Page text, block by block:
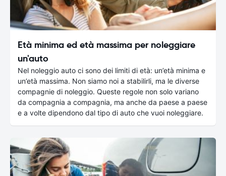
Età minima ed età massima per noleggiare
un'auto
Nel noleggio auto ci sono dei limiti di età: un’età minima e
un’età massima. Non siamo noi a stabilirli, ma le diverse
compagnie di noleggio. Queste regole non solo variano
da compagnia a compagnia, ma anche da paese a paese
e a volte dipendono dal tipo di auto che vuoi noleggiare.